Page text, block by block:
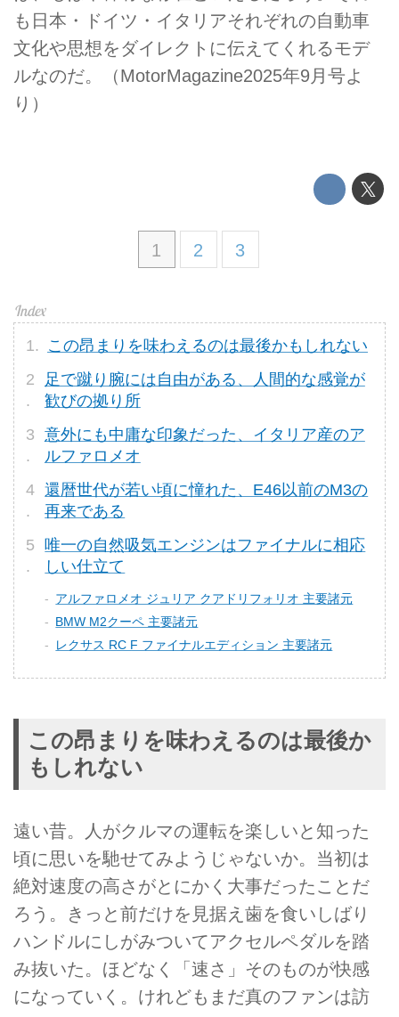
も日本・ドイツ・イタリアそれぞれの自動車
文化や思想をダイレクトに伝えてくれるモデ
ルなのだ。（MotorMagazine2025年9月号よ
り）
1 2 3
この昂まりを味わえるのは最後かもしれない
足で蹴り腕には自由がある、人間的な感覚が
歓びの拠り所
意外にも中庸な印象だった、イタリア産のア
ルファロメオ
還暦世代が若い頃に憧れた、E46以前のM3の
再来である
唯一の自然吸気エンジンはファイナルに相応
しい仕立て
アルファロメオ ジュリア クアドリフォリオ 主要諸元
BMW M2クーペ 主要諸元
レクサス RC F ファイナルエディション 主要諸元
この昂まりを味わえるのは最後か
もしれない
遠い昔。人がクルマの運転を楽しいと知った
頃に思いを馳せてみようじゃないか。当初は
絶対速度の高さがとにかく大事だったことだ
ろう。きっと前だけを見据え歯を食いしばり
ハンドルにしがみついてアクセルペダルを踏
み抜いた。ほどなく「速さ」そのものが快感
になっていく。けれどもまだ真のファンは訪